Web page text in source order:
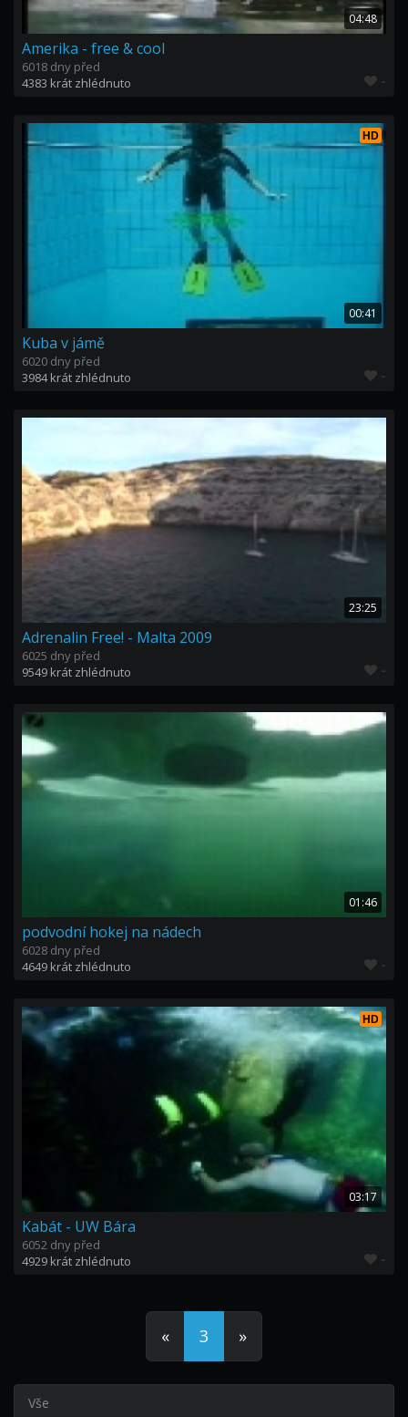
04:48
Amerika - free & cool
6018 dny před
4383 krát zhlédnuto
-
HD
00:41
Kuba v jámě
6020 dny před
3984 krát zhlédnuto
-
23:25
Adrenalin Free! - Malta 2009
6025 dny před
9549 krát zhlédnuto
-
01:46
podvodní hokej na nádech
6028 dny před
4649 krát zhlédnuto
-
HD
03:17
Kabát - UW Bára
6052 dny před
4929 krát zhlédnuto
-
« 3 »
Vše